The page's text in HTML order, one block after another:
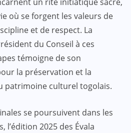
où se forgent les valeurs de
et de respect. La
du Conseil à ces
témoigne de son
la préservation et la
patrimoine culturel togolais.
se poursuivent dans les
l’édition 2025 des Évala